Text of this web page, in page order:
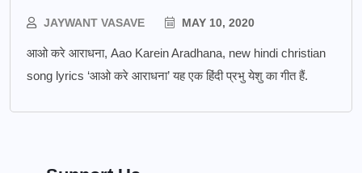
JAYWANT VASAVE MAY 10, 2020
आओ करे आराधना, Aao Karein Aradhana, new hindi christian
song lyrics ‘आओ करे आराधना’ यह एक हिंदी प्रभु येशु का गीत हैं.